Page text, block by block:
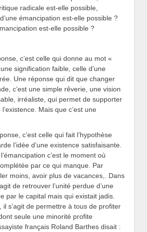
radicale est-elle possible,
émancipation est-elle possible ?
est-elle possible ?
c’est celle qui donne au mot «
signification faible, celle d’une
Une réponse qui dit que changer
c’est une simple rêverie, une vision
irréaliste, qui permet de supporter
Mais que c’est une
c’est celle qui fait l’hypothèse
l’idée d’une existence satisfaisante.
c’est le moment où
par ce qui manque. Par
moins, avoir plus de vacances,. Dans
de retrouver l’unité perdue d’une
par le capital mais qui existait jadis.
il s’agit de permettre à tous de profiter
seule une minorité profite
français Roland Barthes disait :